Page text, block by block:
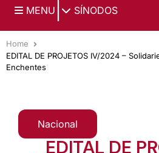
MENU SÍNODOS
Home
EDITAL DE PROJETOS IV/2024 –
Enchentes
Nacional
EDITAL DE